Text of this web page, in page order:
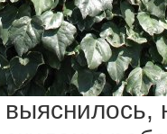
выяснилось,